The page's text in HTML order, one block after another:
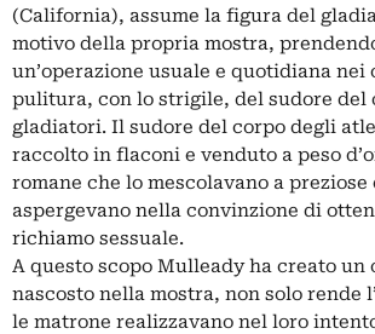
(California), assume la figura del
motivo della propria mostra,
un’operazione usuale e quotidiana nei
pulitura, con lo strigile, del sudore del
gladiatori. Il sudore del corpo degli
raccolto in flaconi e venduto a peso
romane che lo mescolavano a preziose
aspergevano nella convinzione di
richiamo sessuale.
A questo scopo Mulleady ha creato un
nascosto nella mostra, non solo rende
le matrone realizzavano nel loro